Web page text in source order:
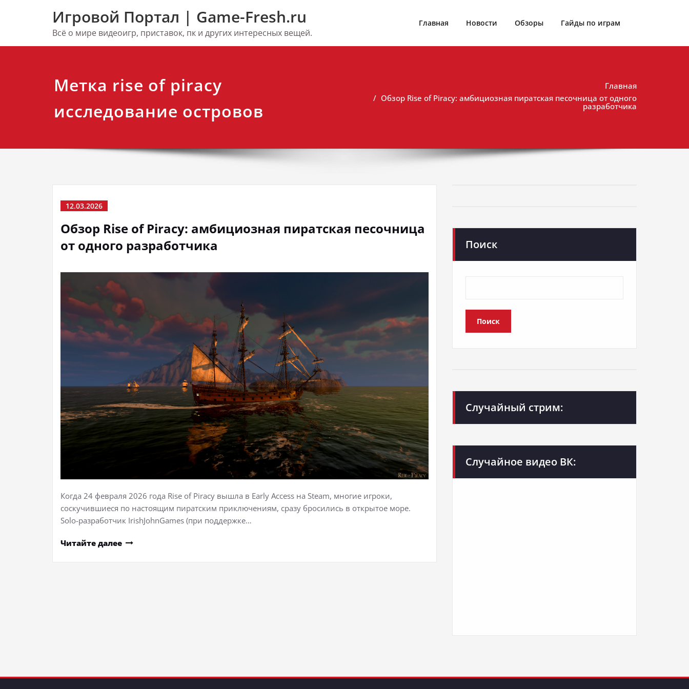
Игровой Портал | Game-Fresh.ru
Всё о мире видеоигр, приставок, пк и других интересных вещей.
Главная Новости Обзоры Гайды по играм
Метка rise of piracy
исследование островов
Главная
Обзор Rise of Piracy: амбициозная пиратская песочница от одного
разработчика
12.03.2026
Обзор Rise of Piracy: амбициозная пиратская песочница
от одного разработчика
Когда 24 февраля 2026 года Rise of Piracy вышла в Early Access на Steam, многие игроки,
соскучившиеся по настоящим пиратским приключениям, сразу бросились в открытое море.
Solo-разработчик IrishJohnGames (при поддержке…
Читайте далее
Поиск
Поиск
Случайный стрим:
Случайное видео ВК: